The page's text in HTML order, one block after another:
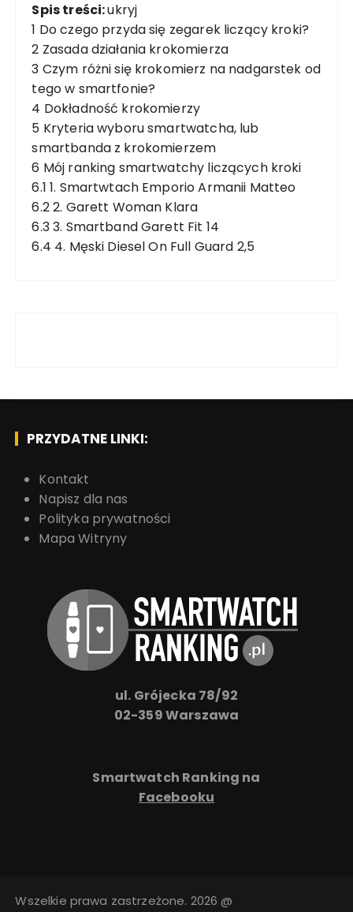
Spis treści:ukryj
1 Do czego przyda się zegarek liczący kroki?
2 Zasada działania krokomierza
3 Czym różni się krokomierz na nadgarstek od
tego w smartfonie?
4 Dokładność krokomierzy
5 Kryteria wyboru smartwatcha, lub
smartbanda z krokomierzem
6 Mój ranking smartwatchy liczących kroki
6.11. Smartwtach Emporio Armanii Matteo
6.22. Garett Woman Klara
6.33. Smartband Garett Fit 14
6.4 4. Męski Diesel On Full Guard 2,5
PRZYDATNE LINKI:
Kontakt
Napisz dla nas
Polityka prywatności
Mapa Witryny
ul. Grójecka 78/92
02-359 Warszawa
Smartwatch Ranking na
Facebooku
Wszelkie prawa zastrzeżone. 2026 @